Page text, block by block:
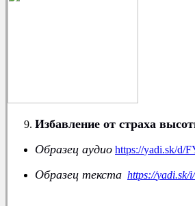
Избавление от страха
Образец аудио https://yadi.sk/d/
Образец текста https://yadi.sk/i/